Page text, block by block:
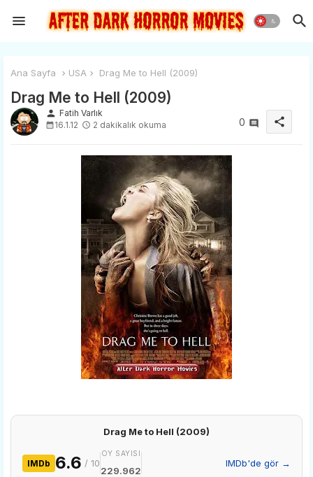
Ana Sayfa USA Drag Me to Hell (2009)
Drag Me to Hell (2009)
person Fatih Varlık
16.1.12
2 dakikalık okuma 0 share
Drag Me to Hell (2009)
IMDb 6.6 / 10
OY SAYISI
229.962
IMDb'de gör →